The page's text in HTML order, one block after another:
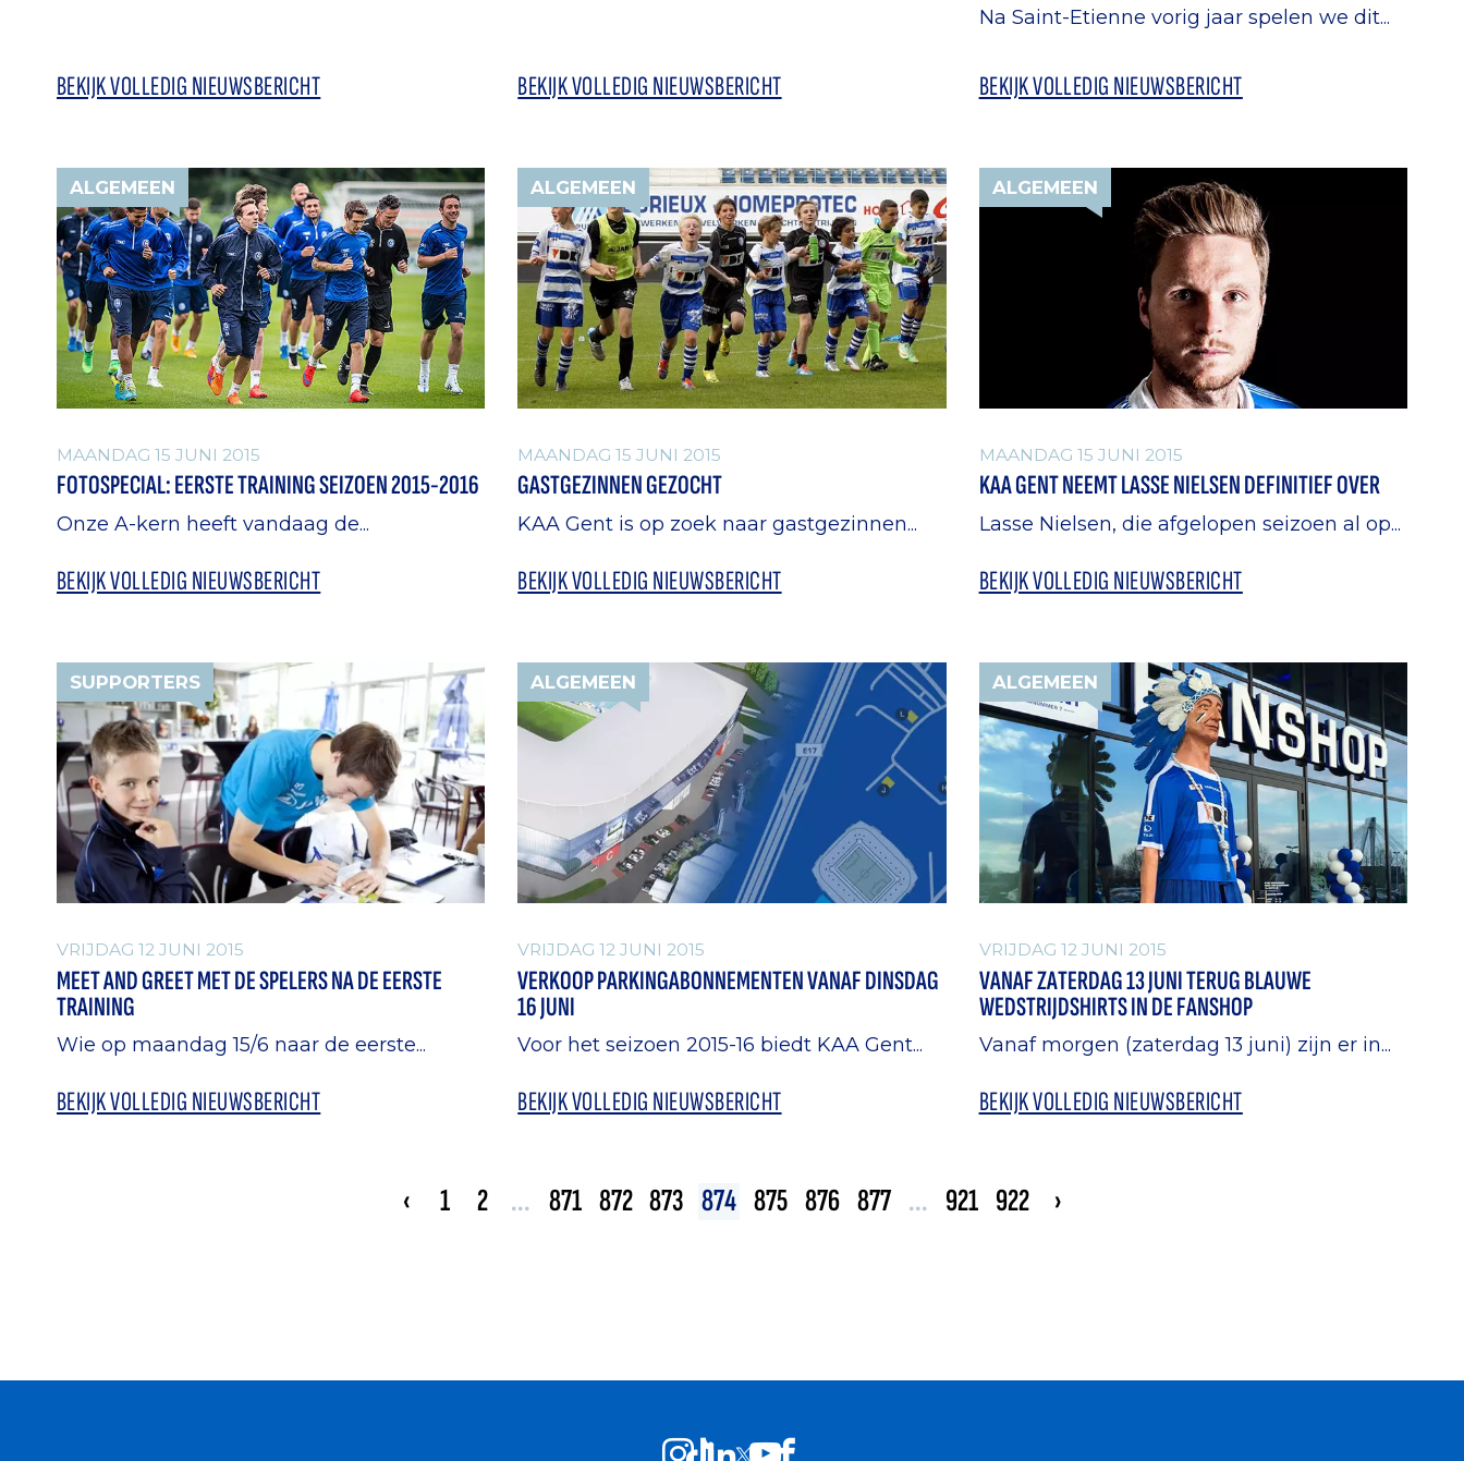
BEKIJK VOLLEDIG NIEUWSBERICHT BEKIJK VOLLEDIG NIEUWSBERICHT
Na Saint-Etienne vorig jaar spelen we dit...
BEKIJK VOLLEDIG NIEUWSBERICHT
ALGEMEEN
MAANDAG 15 JUNI 2015
FOTOSPECIAL: EERSTE TRAINING SEIZOEN 2015-2016
Onze A-kern heeft vandaag de...
BEKIJK VOLLEDIG NIEUWSBERICHT
ALGEMEEN
MAANDAG 15 JUNI 2015
GASTGEZINNEN GEZOCHT
KAA Gent is op zoek naar gastgezinnen...
BEKIJK VOLLEDIG NIEUWSBERICHT
ALGEMEEN
MAANDAG 15 JUNI 2015
KAA GENT NEEMT LASSE NIELSEN DEFINITIEF OVER
Lasse Nielsen, die afgelopen seizoen al op...
BEKIJK VOLLEDIG NIEUWSBERICHT
SUPPORTERS
VRIJDAG 12 JUNI 2015
MEET AND GREET MET DE SPELERS NA DE EERSTE
TRAINING
Wie op maandag 15/6 naar de eerste...
BEKIJK VOLLEDIG NIEUWSBERICHT
ALGEMEEN
VRIJDAG 12 JUNI 2015
VERKOOP PARKINGABONNEMENTEN VANAF DINSDAG
16 JUNI
Voor het seizoen 2015-16 biedt KAA Gent...
BEKIJK VOLLEDIG NIEUWSBERICHT
ALGEMEEN
VRIJDAG 12 JUNI 2015
VANAF ZATERDAG 13 JUNI TERUG BLAUWE
WEDSTRIJDSHIRTS IN DE FANSHOP
Vanaf morgen (zaterdag 13 juni) zijn er in...
BEKIJK VOLLEDIG NIEUWSBERICHT
‹ 1 2 ... 871 872 873 874 875 876 877 ... 921 922 ›